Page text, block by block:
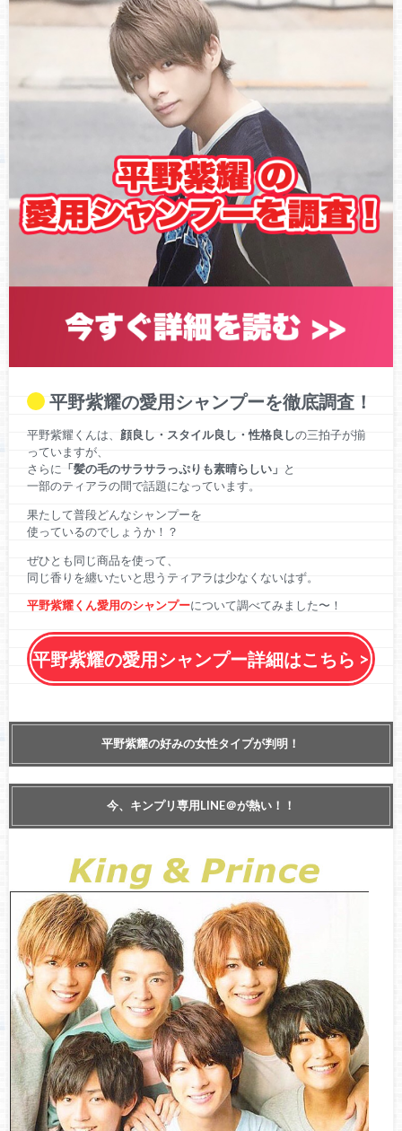
King & Prince コンサート2022 “King & Prince First DOME
TOUR〜Mr.〜” 4月9日大阪公演セトリ＆ライブレポ！
King & Prince LIVE TOUR 24-25 ~Re:ERA~ in DOME 福岡公演2
日目 ライブレポ！
King&Prince LIVE TOUR 24-25 ～Re:ERA～ 北海道公演2日目 ラ
イブレポ！
平野紫耀の愛用シャンプーを徹底調査！
平野紫耀くんは、 顔良し・スタイル良し・性格良しの三拍子が揃
っていますが、
さらに 「髪の毛のサラサラっぷりも素晴らしい」 と
一部のティアラの間で話題になっています。
果たして普段どんなシャンプーを
使っているのでしょうか！？
ぜひとも同じ商品を使って、
同じ香りを纏いたいと思うティアラは少なくないはず。
平野紫耀くん愛用のシャンプーについて調べてみました〜！
平野紫耀の愛用シャンプー詳細はこちら >
平野紫耀の好みの女性タイプが判明！
今、キンプリ専用LINE＠が熱い！！